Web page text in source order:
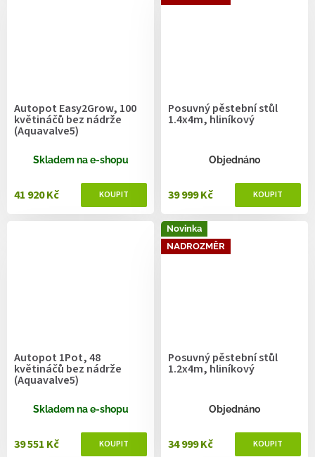
Autopot Easy2Grow, 100
květináčů bez nádrže
(Aquavalve5)
Skladem na e-shopu
41 920 Kč
Posuvný pěstební stůl
1.4x4m, hliníkový
Objednáno
39 999 Kč
Autopot 1Pot, 48
květináčů bez nádrže
(Aquavalve5)
Skladem na e-shopu
39 551 Kč
Novinka
NADROZMĚR
Posuvný pěstební stůl
1.2x4m, hliníkový
Objednáno
34 999 Kč